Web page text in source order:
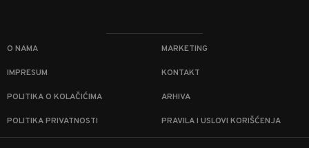
O NAMA MARKETING
IMPRESUM KONTAKT
POLITIKA O KOLAČIĆIMA ARHIVA
POLITIKA PRIVATNOSTI PRAVILA I USLOVI KORIŠĆENJA